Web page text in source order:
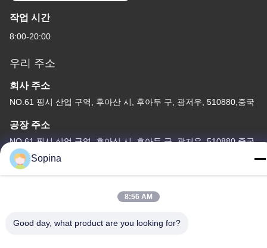
작업 시간
8:00-20:00
우리 주소
회사 주소
NO.61 핑시 산업 구역, 후아산 시, 후아두 구, 광저우, 510880,중국
공장 주소
NO.61 핑시 산업 구역, 후아산 시, 후아두 구, 광저우, 510880,중국
전화
Sopina
8:56 AM
Good day, what product are you looking for?